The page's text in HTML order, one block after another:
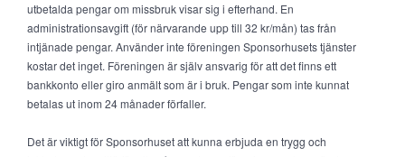
utbetalda pengar om missbruk visar sig i efterhand. En
administrationsavgift (för närvarande upp till 32 kr/mån) tas från
intjänade pengar. Använder inte föreningen Sponsorhusets tjänster
kostar det inget. Föreningen är själv ansvarig för att det finns ett
bankkonto eller giro anmält som är i bruk. Pengar som inte kunnat
betalas ut inom 24 månader förfaller.
Det är viktigt för Sponsorhuset att kunna erbjuda en trygg och